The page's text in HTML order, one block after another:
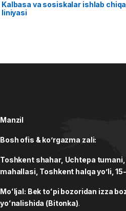
Kalbasa va sosiskalar ishlab
liniyasi
Manzil
Bosh ofis & ko’rgazma zali:
Toshkent shahar, Uchtepa
mahallasi, Toshkent halqa yo’li,
Moʻljal: Bek toʻpi bozoridan izza
yoʻnalishida (Bitonka).